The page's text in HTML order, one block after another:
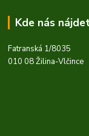
Kde nás
Fatranská 1/8035
010 08 Žilina-Vlčince